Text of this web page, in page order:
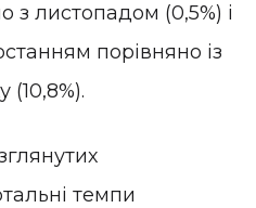
з листопадом (0,5%) і
порівняно із
(10,8%).
темпи